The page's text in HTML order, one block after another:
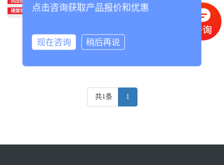
共1条 1
点击咨询获取产品报价和优惠
现在咨询 稍后再说